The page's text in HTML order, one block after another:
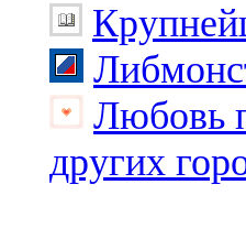
Любовь
других